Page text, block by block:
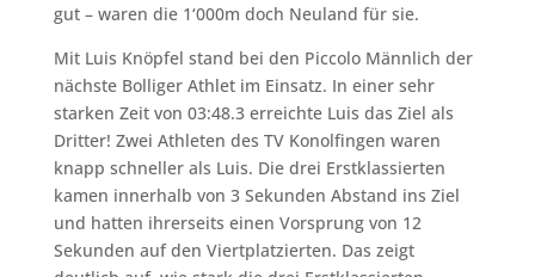
gut – waren die 1‘000m doch Neuland für sie.
Mit Luis Knöpfel stand bei den Piccolo Männlich der
nächste Bolliger Athlet im Einsatz. In einer sehr
starken Zeit von 03:48.3 erreichte Luis das Ziel als
Dritter! Zwei Athleten des TV Konolfingen waren
knapp schneller als Luis. Die drei Erstklassierten
kamen innerhalb von 3 Sekunden Abstand ins Ziel
und hatten ihrerseits einen Vorsprung von 12
Sekunden auf den Viertplatzierten. Das zeigt